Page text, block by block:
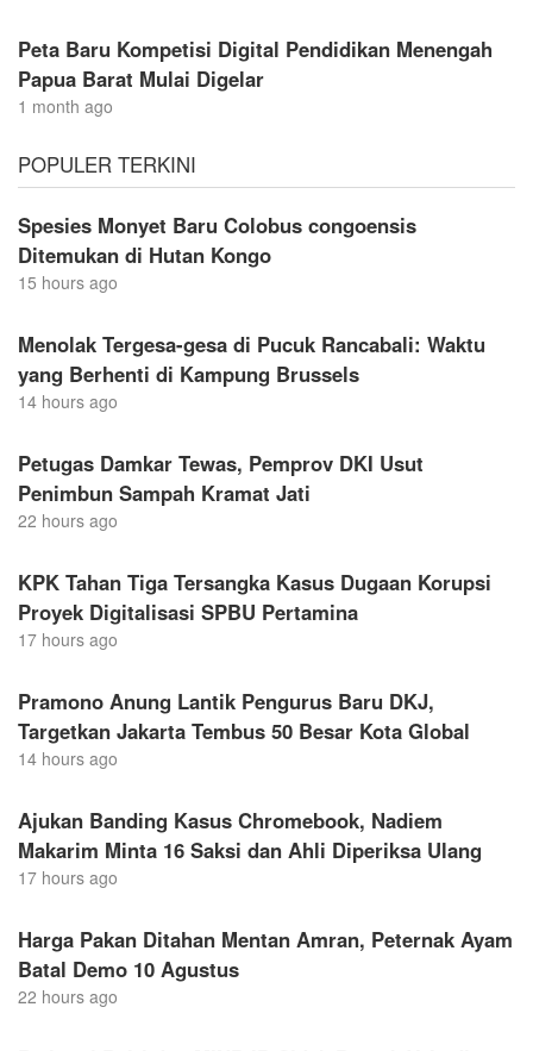
Peta Baru Kompetisi Digital Pendidikan Menengah
Papua Barat Mulai Digelar
1 month ago
POPULER TERKINI
Spesies Monyet Baru Colobus congoensis
Ditemukan di Hutan Kongo
15 hours ago
Menolak Tergesa-gesa di Pucuk Rancabali: Waktu
yang Berhenti di Kampung Brussels
14 hours ago
Petugas Damkar Tewas, Pemprov DKI Usut
Penimbun Sampah Kramat Jati
22 hours ago
KPK Tahan Tiga Tersangka Kasus Dugaan Korupsi
Proyek Digitalisasi SPBU Pertamina
17 hours ago
Pramono Anung Lantik Pengurus Baru DKJ,
Targetkan Jakarta Tembus 50 Besar Kota Global
14 hours ago
Ajukan Banding Kasus Chromebook, Nadiem
Makarim Minta 16 Saksi dan Ahli Diperiksa Ulang
17 hours ago
Harga Pakan Ditahan Mentan Amran, Peternak Ayam
Batal Demo 10 Agustus
22 hours ago